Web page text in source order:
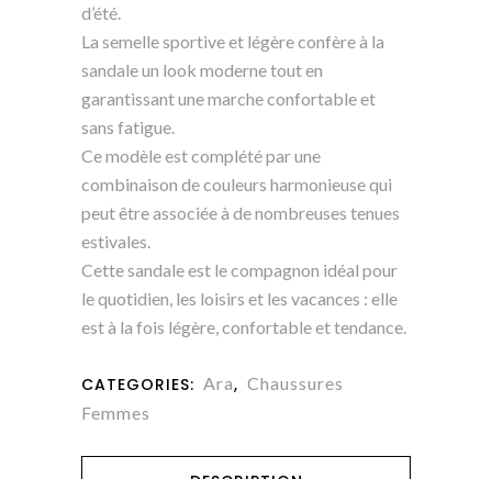
d’été.
La semelle sportive et légère confère à la
sandale un look moderne tout en
garantissant une marche confortable et
sans fatigue.
Ce modèle est complété par une
combinaison de couleurs harmonieuse qui
peut être associée à de nombreuses tenues
estivales.
Cette sandale est le compagnon idéal pour
le quotidien, les loisirs et les vacances : elle
est à la fois légère, confortable et tendance.
CATEGORIES: Ara, Chaussures
Femmes